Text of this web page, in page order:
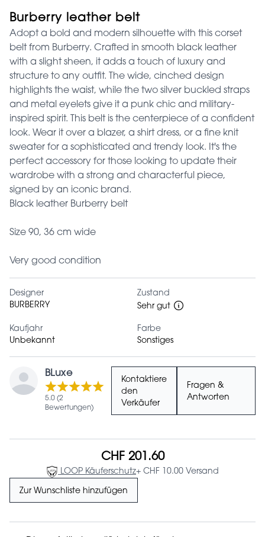
Burberry leather belt
Adopt a bold and modern silhouette with this corset
belt from Burberry. Crafted in smooth black leather
with a slight sheen, it adds a touch of luxury and
structure to any outfit. The wide, cinched design
highlights the waist, while the two silver buckled straps
and metal eyelets give it a punk chic and military-
inspired spirit. This belt is the centerpiece of a confident
look. Wear it over a blazer, a shirt dress, or a fine knit
sweater for a sophisticated and trendy look. It's the
perfect accessory for those looking to update their
wardrobe with a strong and characterful piece,
signed by an iconic brand.
Black leather Burberry belt
Size 90, 36 cm wide
Very good condition
Designer
BURBERRY
Zustand
Sehr gut
Kaufjahr
Unbekannt
Farbe
Sonstiges
BLuxe
5.0 (2
Bewertungen)
Kontaktiere
den
Verkäufer
Fragen &
Antworten
CHF 201.60
LOOP Käuferschutz+ CHF 10.00 Versand
Zur Wunschliste hinzufügen